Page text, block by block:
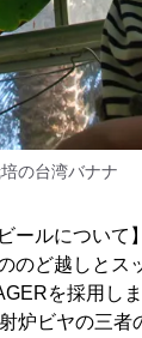
の台湾バナナ
ールについて】
のど越しとス
を採用し
炉ビヤの三者